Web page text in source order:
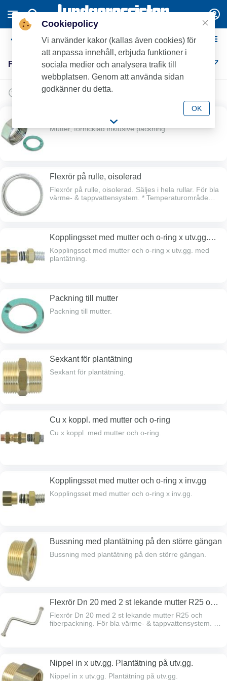
Flexrör
Flexrör (20)
Mutter, förnicklad inklusive packning.
Flexrör på rulle, oisolerad
Flexrör på rulle, oisolerad. Säljes i hela rullar. För bla
värme- & tappvattensystem. * Temperaturområde
Kopplingsset med mutter och o-ring x utv.gg.
med plantätning
Kopplingsset med mutter och o-ring x utv.gg. med
plantätning.
Packning till mutter
Packning till mutter.
Sexkant för plantätning
Sexkant för plantätning.
Cu x koppl. med mutter och o-ring
Cu x koppl. med mutter och o-ring.
Kopplingsset med mutter och o-ring x inv.gg
Kopplingsset med mutter och o-ring x inv.gg.
Bussning med plantätning på den större gängan
Bussning med plantätning på den större gängan.
Flexrör Dn 20 med 2 st lekande mutter R25 och
fiberpackning
Flexrör Dn 20 med 2 st lekande mutter R25 och
fiberpackning. För bla värme- & tappvattensystem. *
Temperaturområde utan isolering -50 gr > +250 gr,
med isolering -40 gr > +105 gr. (solkulvert -40 gr >
Nippel in x utv.gg. Plantätning på utv.gg.
Nippel in x utv.gg. Plantätning på utv.gg.
Cookiepolicy
Vi använder kakor (kallas även cookies) för
att anpassa innehåll, erbjuda funktioner i
sociala medier och analysera trafik till
webbplatsen. Genom att använda sidan
godkänner du detta.
OK